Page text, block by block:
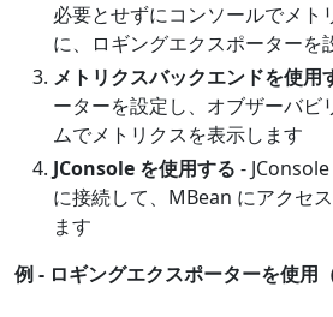
必要とせずにコンソールでメト
に、ロギングエクスポーターを
メトリクスバックエンドを使用
ーターを設定し、オブザーバビ
ムでメトリクスを表示します
JConsole を使用する -
に接続して、MBean にアクセ
ます
例 - ロギングエクスポーターを使用